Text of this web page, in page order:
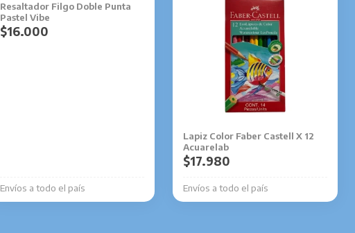
Resaltador Filgo Doble Punta
Pastel Vibe
Envíos a todo el país
$16.000
Lapiz Color Faber Castell X 12
Acuarelab
Envíos a todo el país
$17.980